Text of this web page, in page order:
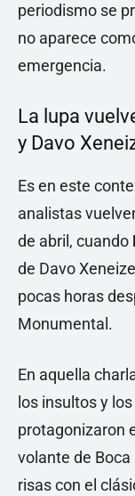
periodismo se
no aparece
emergencia.
La lupa
y Davo
Es en este
analistas
de abril, cuando
de Davo
pocas horas
Monumental.
En aquella
los insultos y
protagonizaron
volante de
risas con el